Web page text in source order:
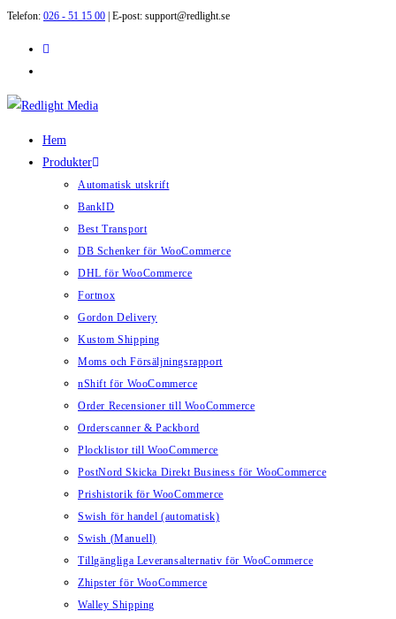
Hoppa
Telefon: 026 - 51 15 00 | E-post: support@redlight.se
Hem
Produkter
Automatisk utskrift
BankID
Best Transport
DB Schenker för WooCommerce
DHL för WooCommerce
Fortnox
Gordon Delivery
Kustom Shipping
Moms och Försäljningsrapport
nShift för WooCommerce
Order Recensioner till WooCommerce
Orderscanner & Packbord
Plocklistor till WooCommerce
PostNord Skicka Direkt Business för WooCommerce
Prishistorik för WooCommerce
Swish för handel (automatisk)
Swish (Manuell)
Tillgängliga Leveransalternativ för WooCommerce
Zhipster för WooCommerce
Walley Shipping